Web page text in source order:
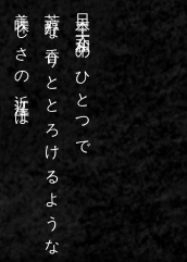
日本三大和牛のひとつで
芳醇な香りととろけるような
美味しさの近江牛は